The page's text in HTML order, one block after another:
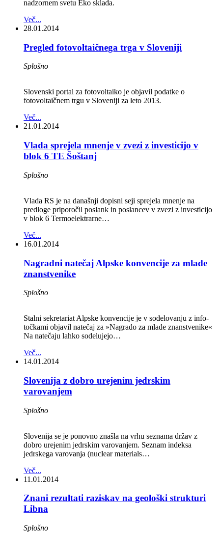
nadzornem svetu Eko sklada.
Več...
28.01.2014
Pregled fotovoltaičnega trga v Sloveniji
Splošno
Slovenski portal za fotovoltaiko je objavil podatke o
fotovoltaičnem trgu v Sloveniji za leto 2013.
Več...
21.01.2014
Vlada sprejela mnenje v zvezi z investicijo v
blok 6 TE Šoštanj
Splošno
Vlada RS je na današnji dopisni seji sprejela mnenje na
predloge priporočil poslank in poslancev v zvezi z investicijo
v blok 6 Termoelektrarne…
Več...
16.01.2014
Nagradni natečaj Alpske konvencije za mlade
znanstvenike
Splošno
Stalni sekretariat Alpske konvencije je v sodelovanju z info-
točkami objavil natečaj za »Nagrado za mlade znanstvenike«
Na natečaju lahko sodelujejo…
Več...
14.01.2014
Slovenija z dobro urejenim jedrskim
varovanjem
Splošno
Slovenija se je ponovno znašla na vrhu seznama držav z
dobro urejenim jedrskim varovanjem. Seznam indeksa
jedrskega varovanja (nuclear materials…
Več...
11.01.2014
Znani rezultati raziskav na geološki strukturi
Libna
Splošno